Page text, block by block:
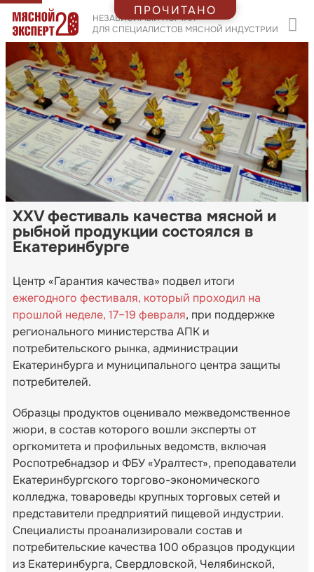
НЕЗАВИСИМЫЙ ПОРТАЛ
ДЛЯ СПЕЦИАЛИСТОВ МЯСНОЙ ИНДУСТРИИ
XXV фестиваль качества мясной и
рыбной продукции состоялся в
Екатеринбурге
Центр «Гарантия качества» подвел итоги
ежегодного фестиваля, который проходил на
прошлой неделе, 17–19 февраля, при поддержке
регионального министерства АПК и
потребительского рынка, администрации
Екатеринбурга и муниципального центра защиты
потребителей.
Образцы продуктов оценивало межведомственное
жюри, в состав которого вошли эксперты от
оргкомитета и профильных ведомств, включая
Роспотребнадзор и ФБУ «Уралтест», преподаватели
Екатеринбургского торгово-экономического
колледжа, товароведы крупных торговых сетей и
представители предприятий пищевой индустрии.
Специалисты проанализировали состав и
потребительские качества 100 образцов продукции
из Екатеринбурга, Свердловской, Челябинской,
ПРОЧИТАНО